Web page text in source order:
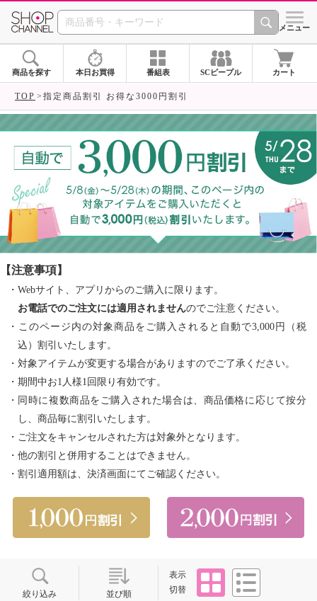
SHOP CHANNEL ショッ
メニュー
商品を探す 本日お買得 番組表 SCピープル カート
TOP 指定商品割引 お得な3000円割引
【注意事項】
・Webサイト、アプリからのご購入に限ります。
お電話でのご注文には適用されませんのでご注意ください。
・このページ内の対象商品をご購入されると自動で3,000円（税
込）割引いたします。
・対象アイテムが変更する場合がありますのでご了承ください。
・期間中お1人様1回限り有効です。
・同時に複数商品をご購入された場合は、商品価格に応じて按分
し、商品毎に割引いたします。
・ご注文をキャンセルされた方は対象外となります。
・他の割引と併用することはできません。
・割引適用額は、決済画面にてご確認ください。
絞り込み 並び順
表示
切替
タイル